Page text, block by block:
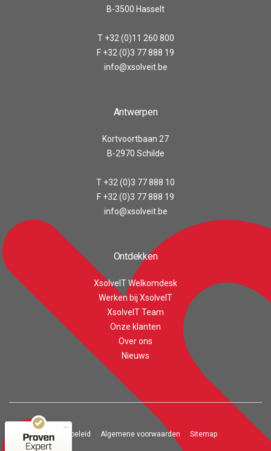
B-3500 Hasselt
T +32 (0)11 260 800
F +32 (0)3 77 888 19
info@xsolveit.be
Antwerpen
Kortvoortbaan 27
B-2970 Schilde
T +32 (0)3 77 888 10
F +32 (0)3 77 888 19
info@xsolveit.be
Ontdekken
XsolveIT Welkomdesk
Werken bij XsolveIT
XsolveIT Team
Onze klanten
Over ons
Nieuws
Privacy beleid Algemene voorwaarden Sitemap
Customer reviews and experiences for
XsolveIT
100%
Recommended on
ProvenExpert.com
43
20